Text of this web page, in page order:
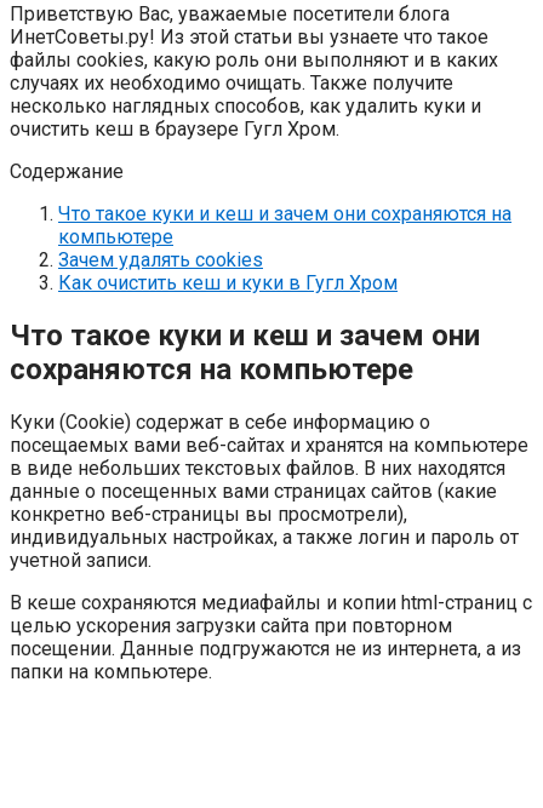
Приветствую Вас, уважаемые посетители блога
ИнетСоветы.ру! Из этой статьи вы узнаете что такое
файлы cookies, какую роль они выполняют и в каких
случаях их необходимо очищать. Также получите
несколько наглядных способов, как удалить куки и
очистить кеш в браузере Гугл Хром.
Содержание
Что такое куки и кеш и зачем они сохраняются на
компьютере
Зачем удалять cookies
Как очистить кеш и куки в Гугл Хром
Что такое куки и кеш и зачем они
сохраняются на компьютере
Куки (Cookie) содержат в себе информацию о
посещаемых вами веб-сайтах и хранятся на компьютере
в виде небольших текстовых файлов. В них находятся
данные о посещенных вами страницах сайтов (какие
конкретно веб-страницы вы просмотрели),
индивидуальных настройках, а также логин и пароль от
учетной записи.
В кеше сохраняются медиафайлы и копии html-страниц с
целью ускорения загрузки сайта при повторном
посещении. Данные подгружаются не из интернета, а из
папки на компьютере.